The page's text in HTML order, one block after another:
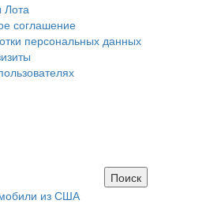
Лота
соглашение
персональных данных
из США